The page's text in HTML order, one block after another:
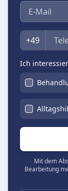
E-Mail
Telefon
+49
Ich
Mit dem
Bearbeitung